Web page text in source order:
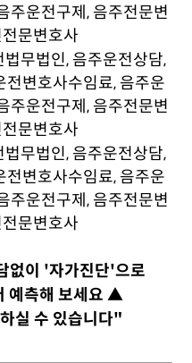
없이 '자가진단'으로
예측해 보세요 ▲
실 수 있습니다"